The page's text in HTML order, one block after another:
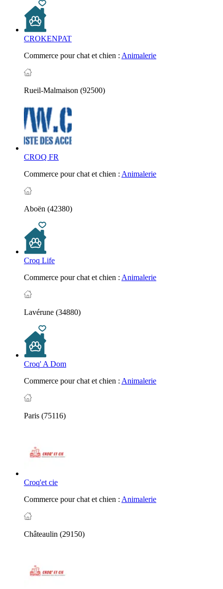
CROKENPAT
Commerce pour chat et chien : Animalerie
Rueil-Malmaison (92500)
CROQ FR
Commerce pour chat et chien : Animalerie
Aboën (42380)
Croq Life
Commerce pour chat et chien : Animalerie
Lavérune (34880)
Croq' A Dom
Commerce pour chat et chien : Animalerie
Paris (75116)
Croq'et cie
Commerce pour chat et chien : Animalerie
Châteaulin (29150)